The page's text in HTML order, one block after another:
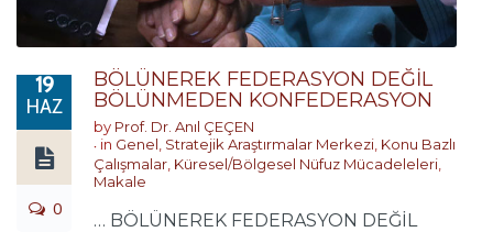
19
HAZ
0
BÖLÜNEREK FEDERASYON DEĞİL
BÖLÜNMEDEN KONFEDERASYON
by Prof. Dr. Anıl ÇEÇEN
in Genel Stratejik Araştırmalar Merkezi Konu Bazlı
Çalışmalar Küresel/Bölgesel Nüfuz Mücadeleleri
Makale
… BÖLÜNEREK FEDERASYON DEĞİL